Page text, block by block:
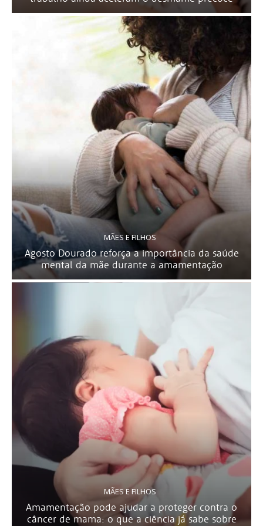
MÃES E FILHOS
Agosto Dourado reforça a importância da saúde
mental da mãe durante a amamentação
MÃES E FILHOS
Amamentação pode ajudar a proteger contra o
câncer de mama: o que a ciência já sabe sobre